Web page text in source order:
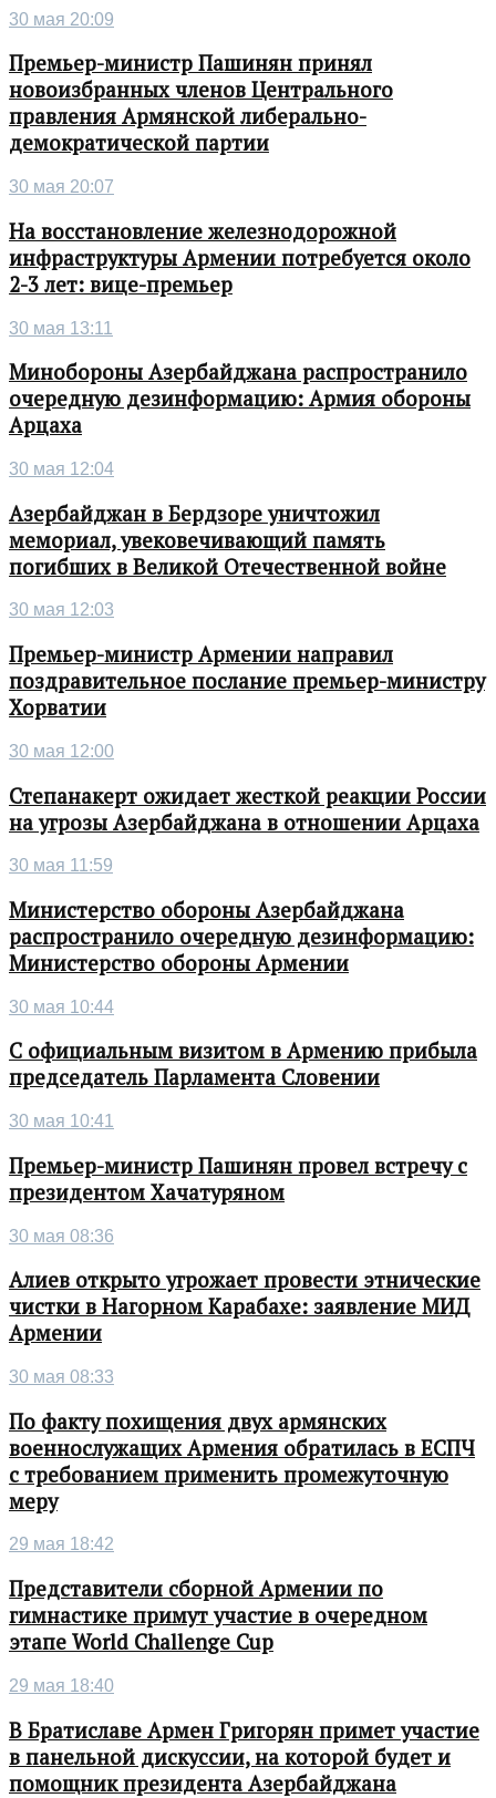
30 мая 20:09
Премьер-министр Пашинян принял
новоизбранных членов Центрального
правления Армянской либерально-
демократической партии
30 мая 20:07
На восстановление железнодорожной
инфраструктуры Армении потребуется около
2-3 лет: вице-премьер
30 мая 13:11
Минобороны Азербайджана распространило
очередную дезинформацию: Армия обороны
Арцаха
30 мая 12:04
Азербайджан в Бердзоре уничтожил
мемориал, увековечивающий память
погибших в Великой Отечественной войне
30 мая 12:03
Премьер-министр Армении направил
поздравительное послание премьер-министру
Хорватии
30 мая 12:00
Степанакерт ожидает жесткой реакции России
на угрозы Азербайджана в отношении Арцаха
30 мая 11:59
Министерство обороны Азербайджана
распространило очередную дезинформацию:
Министерство обороны Армении
30 мая 10:44
С официальным визитом в Армению прибыла
председатель Парламента Словении
30 мая 10:41
Премьер-министр Пашинян провел встречу с
президентом Хачатуряном
30 мая 08:36
Алиев открыто угрожает провести этнические
чистки в Нагорном Карабахе: заявление МИД
Армении
30 мая 08:33
По факту похищения двух армянских
военнослужащих Армения обратилась в ЕСПЧ
с требованием применить промежуточную
меру
29 мая 18:42
Представители сборной Армении по
гимнастике примут участие в очередном
этапе World Challenge Cup
29 мая 18:40
В Братиславе Армен Григорян примет участие
в панельной дискуссии, на которой будет и
помощник президента Азербайджана